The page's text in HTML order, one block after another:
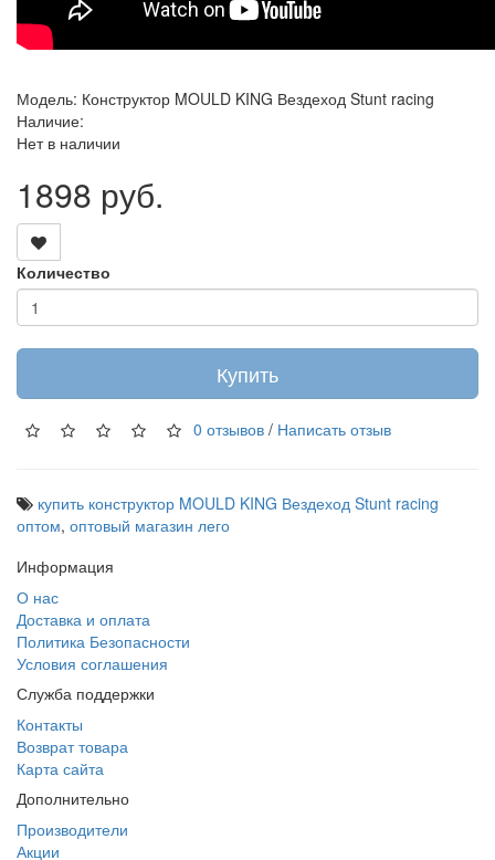
Модель: Конструктор MOULD KING Вездеход Stunt racing
Наличие:
Нет в наличии
1898 руб.
Количество
Купить
0 отзывов / Написать отзыв
купить конструктор MOULD KING Вездеход Stunt racing
оптом, оптовый магазин лего
Информация
О нас
Доставка и оплата
Политика Безопасности
Условия соглашения
Служба поддержки
Контакты
Возврат товара
Карта сайта
Дополнительно
Производители
Акции